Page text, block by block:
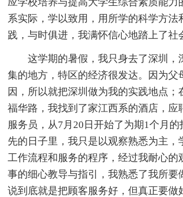
系实际，学以致用，用所学的科学方法
践，与时俱进，我满怀信心地踏上了社
这学期的暑假，我只身去了深圳，
集的地方，特区的经济很发达。因为父
因，所以就把深圳做为我的实践地点；
福华路，我找到了家江西系的酒店，应
服务员，从7月20日开始了为期1个月
先的日子里，我只是以观察熟悉为主，
工作流程和服务的程序，经过我耐心的
事的细心教导与指引，我熟悉了我所要
说到底就是把顾客服务好，但真正要做